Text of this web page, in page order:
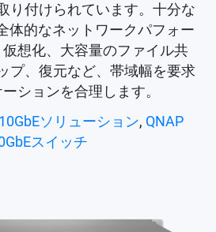
り付けられています。十分な
体的なネットワークパフォー
想化、大容量のファイル共
プ、復元など、帯域幅を要求
ションを合理します。
ソリューション, QNAP
スイッチ